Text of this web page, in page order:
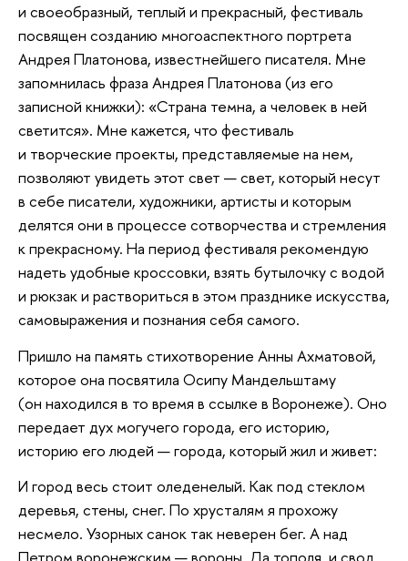
и своеобразный, теплый и прекрасный, фестиваль
посвящен созданию многоаспектного портрета
Андрея Платонова, известнейшего писателя. Мне
запомнилась фраза Андрея Платонова (из его
записной книжки): «Страна темна, а человек в ней
светится». Мне кажется, что фестиваль
и творческие проекты, представляемые на нем,
позволяют увидеть этот свет — свет, который несут
в себе писатели, художники, артисты и которым
делятся они в процессе сотворчества и стремления
к прекрасному. На период фестиваля рекомендую
надеть удобные кроссовки, взять бутылочку с водой
и рюкзак и раствориться в этом празднике искусства,
самовыражения и познания себя самого.
Пришло на память стихотворение Анны Ахматовой,
которое она посвятила Осипу Мандельштаму
(он находился в то время в ссылке в Воронеже). Оно
передает дух могучего города, его историю,
историю его людей — города, который жил и живет:
И город весь стоит оледенелый. Как под стеклом
деревья, стены, снег. По хрусталям я прохожу
несмело. Узорных санок так неверен бег. А над